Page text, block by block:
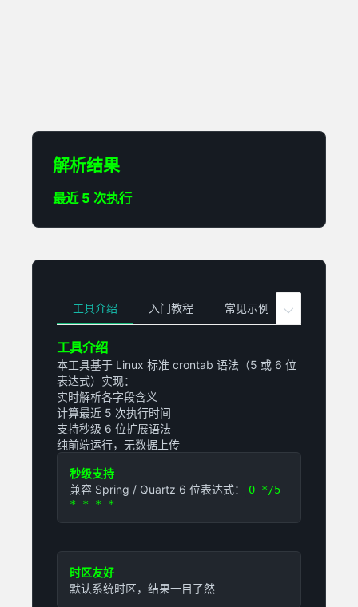
解析结果
最近 5 次执行
工具介绍 入门教程 常见示例 
工具介绍
本工具基于 Linux 标准 crontab 语法（5 或 6 位
表达式）实现：
实时解析各字段含义
计算最近 5 次执行时间
支持秒级 6 位扩展语法
纯前端运行，无数据上传
秒级支持
兼容 Spring / Quartz 6 位表达式：
0 */5
* * * *
时区友好
默认系统时区，结果一目了然